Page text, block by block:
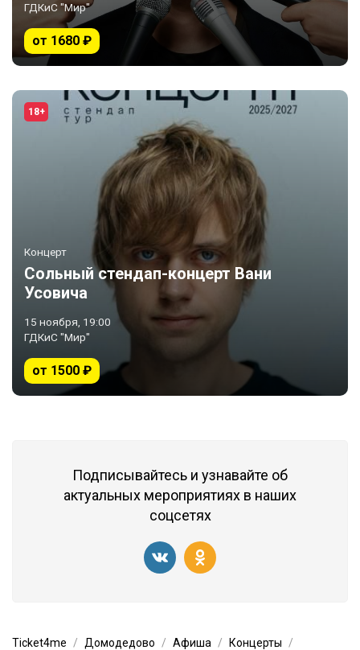
ГДКиС "Мир"
от 1680 ₽
18+
Концерт
Сольный стендап-концерт Вани
Усовича
15 ноября, 19:00
ГДКиС "Мир"
от 1500 ₽
Подписывайтесь и узнавайте об
актуальных мероприятиях в наших
соцсетях
Ticket4me Домодедово Афиша
Концерты